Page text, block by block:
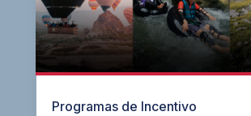
Programas de Incentivo